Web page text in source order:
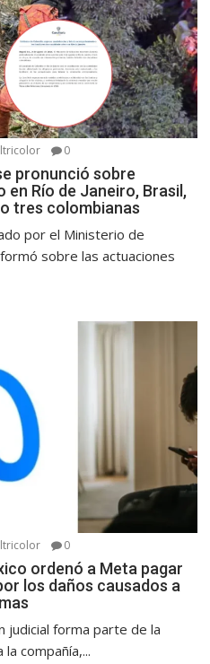
0
pronunció sobre
Río de Janeiro, Brasil,
tres colombianas
por el Ministerio de
sobre las actuaciones
0
ordenó a Meta pagar
los daños causados a
judicial forma parte de la
compañía,...